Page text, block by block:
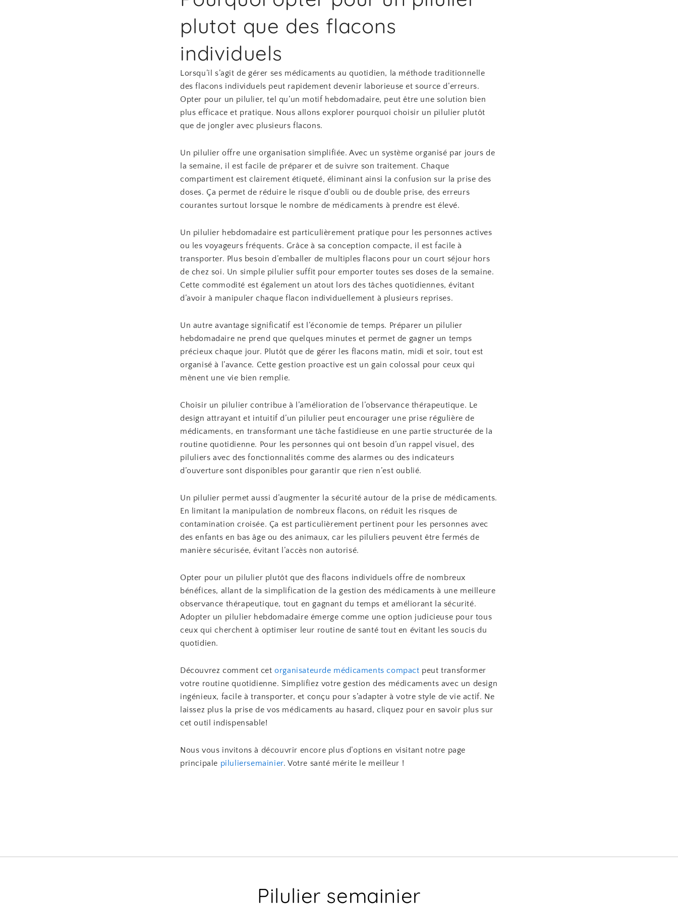
plutot que des flacons
individuels
Lorsqu’il s’agit de gérer ses médicaments au quotidien, la méthode traditionnelle
des flacons individuels peut rapidement devenir laborieuse et source d’erreurs.
Opter pour un pilulier, tel qu’un motif hebdomadaire, peut être une solution bien
plus efficace et pratique. Nous allons explorer pourquoi choisir un pilulier plutôt
que de jongler avec plusieurs flacons.
Un pilulier offre une organisation simplifiée. Avec un système organisé par jours de
la semaine, il est facile de préparer et de suivre son traitement. Chaque
compartiment est clairement étiqueté, éliminant ainsi la confusion sur la prise des
doses. Ça permet de réduire le risque d’oubli ou de double prise, des erreurs
courantes surtout lorsque le nombre de médicaments à prendre est élevé.
Un pilulier hebdomadaire est particulièrement pratique pour les personnes actives
ou les voyageurs fréquents. Grâce à sa conception compacte, il est facile à
transporter. Plus besoin d’emballer de multiples flacons pour un court séjour hors
de chez soi. Un simple pilulier suffit pour emporter toutes ses doses de la semaine.
Cette commodité est également un atout lors des tâches quotidiennes, évitant
d’avoir à manipuler chaque flacon individuellement à plusieurs reprises.
Un autre avantage significatif est l’économie de temps. Préparer un pilulier
hebdomadaire ne prend que quelques minutes et permet de gagner un temps
précieux chaque jour. Plutôt que de gérer les flacons matin, midi et soir, tout est
organisé à l’avance. Cette gestion proactive est un gain colossal pour ceux qui
mènent une vie bien remplie.
Choisir un pilulier contribue à l’amélioration de l’observance thérapeutique. Le
design attrayant et intuitif d’un pilulier peut encourager une prise régulière de
médicaments, en transformant une tâche fastidieuse en une partie structurée de la
routine quotidienne. Pour les personnes qui ont besoin d’un rappel visuel, des
piluliers avec des fonctionnalités comme des alarmes ou des indicateurs
d’ouverture sont disponibles pour garantir que rien n’est oublié.
Un pilulier permet aussi d’augmenter la sécurité autour de la prise de médicaments.
En limitant la manipulation de nombreux flacons, on réduit les risques de
contamination croisée. Ça est particulièrement pertinent pour les personnes avec
des enfants en bas âge ou des animaux, car les piluliers peuvent être fermés de
manière sécurisée, évitant l’accès non autorisé.
Opter pour un pilulier plutôt que des flacons individuels offre de nombreux
bénéfices, allant de la simplification de la gestion des médicaments à une meilleure
observance thérapeutique, tout en gagnant du temps et améliorant la sécurité.
Adopter un pilulier hebdomadaire émerge comme une option judicieuse pour tous
ceux qui cherchent à optimiser leur routine de santé tout en évitant les soucis du
quotidien.
Découvrez comment cetorganisateurde médicaments compact peut transformer
votre routine quotidienne. Simplifiez votre gestion des médicaments avec un design
ingénieux, facile à transporter, et conçu pour s’adapter à votre style de vie actif. Ne
laissez plus la prise de vos médicaments au hasard, cliquez pour en savoir plus sur
cet outil indispensable!
Nous vous invitons à découvrir encore plus d’options en visitant notre page
principale piluliersemainier. Votre santé mérite le meilleur !
Pilulier semainier